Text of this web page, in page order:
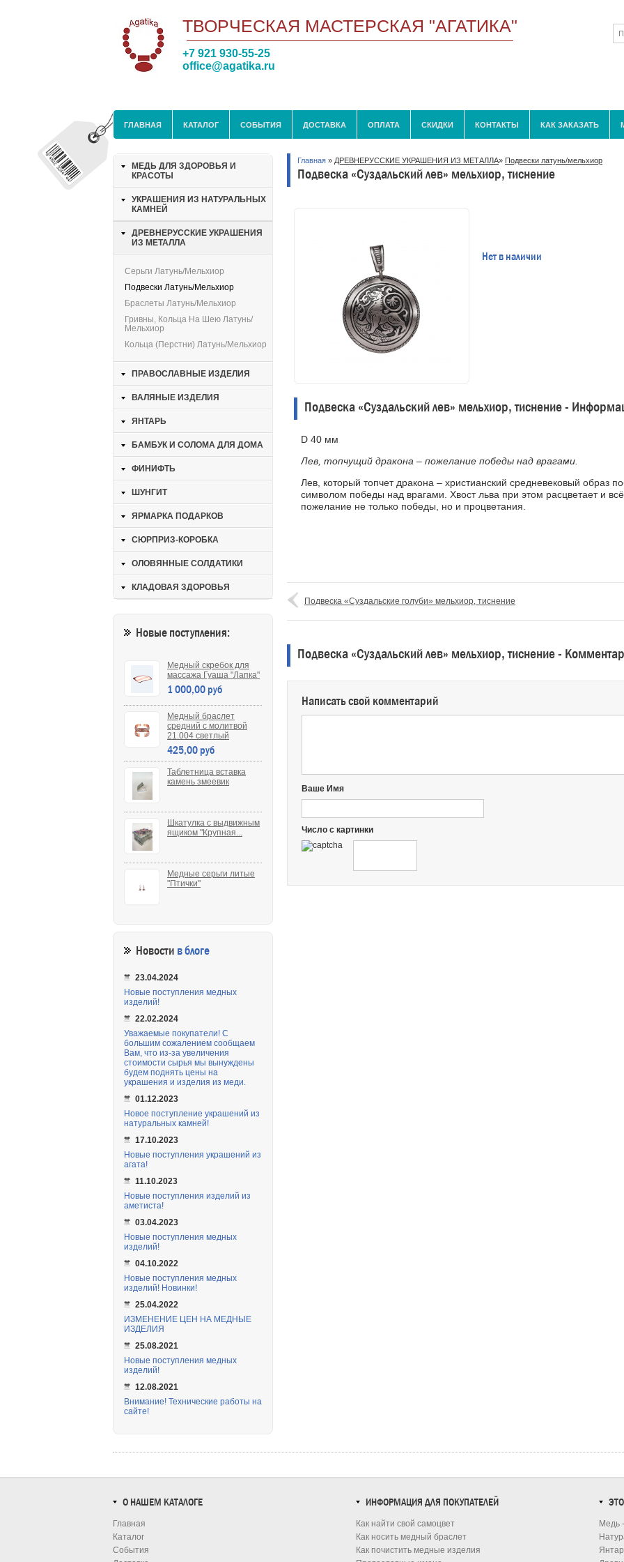
ТВОРЧЕСКАЯ МАСТЕРСКАЯ "АГАТИКА"
+7 921 930-55-25
office@agatika.ru
ГЛАВНАЯ КАТАЛОГ СОБЫТИЯ ДОСТАВКА ОПЛАТА СКИДКИ КОНТАКТЫ КАК ЗАКАЗАТЬ
Главная » ДРЕВНЕРУССКИЕ УКРАШЕНИЯ ИЗ МЕТАЛЛА» Подвески латунь/мельхиор
Подвеска «Суздальский лев» мельхиор, тиснение
Нет в наличии
Подвеска «Суздальский лев» мельхиор, тиснение -
D 40 мм
Лев, топчущий дракона – пожелание победы над врагами.
Лев, который топчет дракона – христианский средневековый образ
символом победы над врагами. Хвост льва при этом расцветает и
пожелание не только победы, но и процветания.
Подвеска «Суздальские голуби» мельхиор, тиснение
Подвеска «Суздальский лев» мельхиор, тиснение -
Написать свой комментарий
Ваше Имя
Число с картинки
МЕДЬ ДЛЯ ЗДОРОВЬЯ И
КРАСОТЫ
УКРАШЕНИЯ ИЗ НАТУРАЛЬНЫХ
КАМНЕЙ
ДРЕВНЕРУССКИЕ УКРАШЕНИЯ
ИЗ МЕТАЛЛА
Серьги Латунь/мельхиор
Подвески Латунь/мельхиор
Браслеты Латунь/мельхиор
Гривны, Кольца На Шею Латунь/
Мельхиор
Кольца (перстни) Латунь/мельхиор
ПРАВОСЛАВНЫЕ ИЗДЕЛИЯ
ВАЛЯНЫЕ ИЗДЕЛИЯ
ЯНТАРЬ
БАМБУК И СОЛОМА ДЛЯ ДОМА
ФИНИФТЬ
ШУНГИТ
ЯРМАРКА ПОДАРКОВ
СЮРПРИЗ-КОРОБКА
ОЛОВЯННЫЕ СОЛДАТИКИ
КЛАДОВАЯ ЗДОРОВЬЯ
Новые поступления:
Медный скребок для
массажа Гуаша "Лапка"
1 000,00 руб
Медный браслет
средний с молитвой
21.004 светлый
425,00 руб
Таблетница вставка
камень змеевик
Шкатулка с выдвижным
ящиком "Крупная...
Медные серьги литые
"Птички"
Новости в блоге
23.04.2024
Новые поступления медных
изделий!
22.02.2024
Уважаемые покупатели! С
большим сожалением сообщаем
Вам, что из-за увеличения
стоимости сырья мы вынуждены
будем поднять цены на
украшения и изделия из меди.
01.12.2023
Новое поступление украшений из
натуральных камней!
17.10.2023
Новые поступления украшений из
агата!
11.10.2023
Новые поступления изделий из
аметиста!
03.04.2023
Новые поступления медных
изделий!
04.10.2022
Новые поступления медных
изделий! Новинки!
25.04.2022
ИЗМЕНЕНИЕ ЦЕН НА МЕДНЫЕ
ИЗДЕЛИЯ
25.08.2021
Новые поступления медных
изделий!
12.08.2021
Внимание! Технические работы на
сайте!
О НАШЕМ КАТАЛОГЕ
Главная
Каталог
События
ИНФОРМАЦИЯ ДЛЯ ПОКУПАТЕЛЕЙ
Как найти свой самоцвет
Как носить медный браслет
Как почистить медные изделия
Медь